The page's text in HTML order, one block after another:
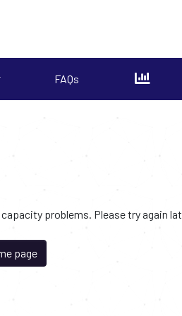
FAQs
problems. Please try again
page